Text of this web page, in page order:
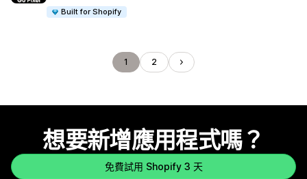
Built for Shopify
1 2
想要新增應用程式嗎？
免費試用 Shopify 3 天